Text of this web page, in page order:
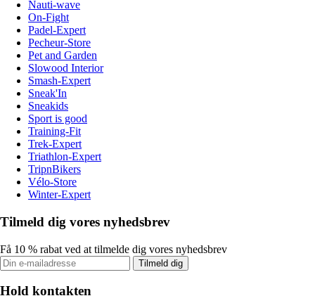
Nauti-wave
On-Fight
Padel-Expert
Pecheur-Store
Pet and Garden
Slowood Interior
Smash-Expert
Sneak'In
Sneakids
Sport is good
Training-Fit
Trek-Expert
Triathlon-Expert
TripnBikers
Vélo-Store
Winter-Expert
Tilmeld dig vores nyhedsbrev
Få 10 % rabat ved at tilmelde dig vores nyhedsbrev
Tilmeld dig
Hold kontakten